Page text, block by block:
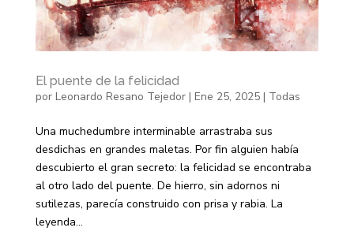
El puente de la felicidad
por Leonardo Resano Tejedor| Ene 25, 2025| Todas
Una muchedumbre interminable arrastraba sus
desdichas en grandes maletas. Por fin alguien había
descubierto el gran secreto: la felicidad se encontraba
al otro lado del puente. De hierro, sin adornos ni
sutilezas, parecía construido con prisa y rabia. La
leyenda...